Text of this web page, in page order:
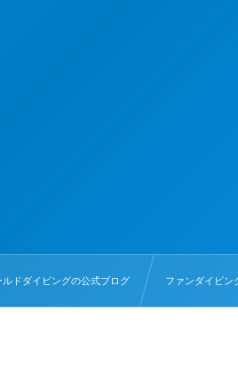
ドダイビングの公式ブログ ファンダイビン